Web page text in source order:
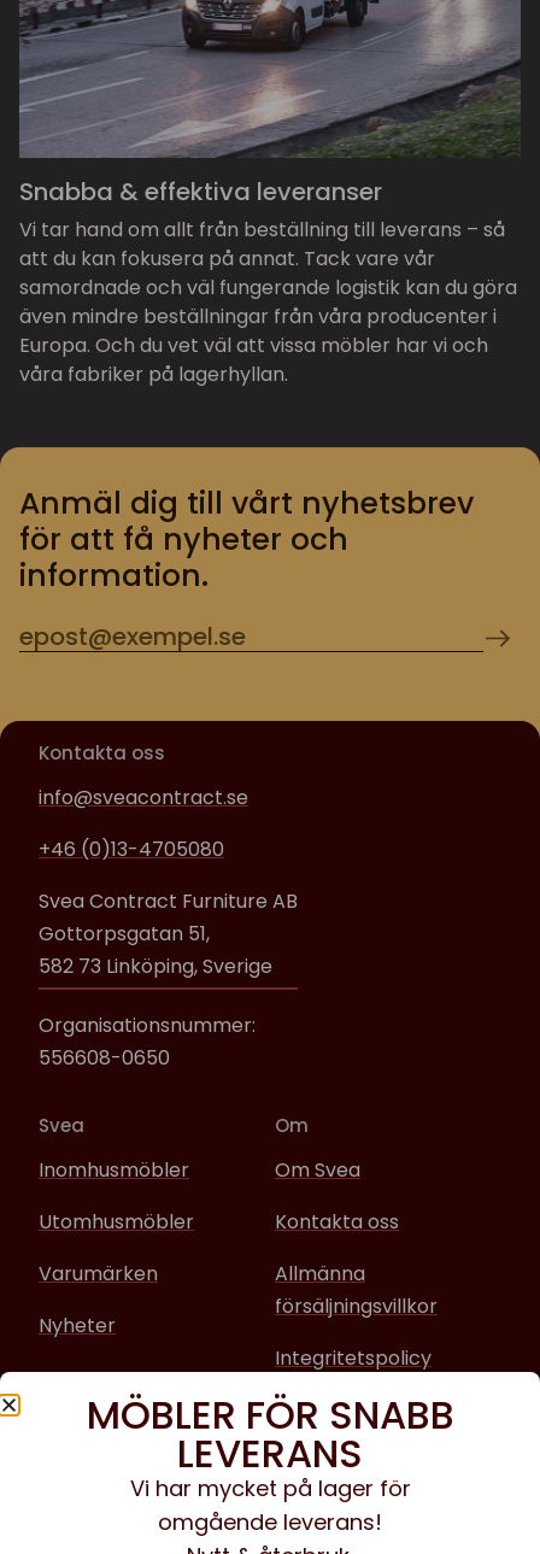
Snabba & effektiva leveranser
Vi tar hand om allt från beställning till leverans – så
att du kan fokusera på annat. Tack vare vår
samordnade och väl fungerande logistik kan du göra
även mindre beställningar från våra producenter i
Europa. Och du vet väl att vissa möbler har vi och
våra fabriker på lagerhyllan.
Anmäl dig till vårt nyhetsbrev
för att få nyheter och
information.
Kontakta oss
info@sveacontract.se
+46 (0)13-4705080
Svea Contract Furniture AB
Gottorpsgatan 51,
582 73 Linköping, Sverige
Organisationsnummer:
556608-0650
Svea
Inomhusmöbler
Utomhusmöbler
Varumärken
Nyheter
Om
Om Svea
Kontakta oss
Allmänna
försäljningsvillkor
Integritetspolicy
Sociala media
Facebook
Instagram
MÖBLER FÖR SNABB
LEVERANS
Vi har mycket på lager för
omgående leverans!